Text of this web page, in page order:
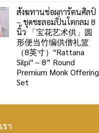
สังฆทานช่อผการัตนศิลป์
– ชุดชะลอมปิ่นโตกลม 8
นิ้ว 「宝花艺术供」圆
形便当竹编供僧礼篮
（8英寸）"Rattana
Silpi" – 8” Round
Premium Monk Offering
Set
รา